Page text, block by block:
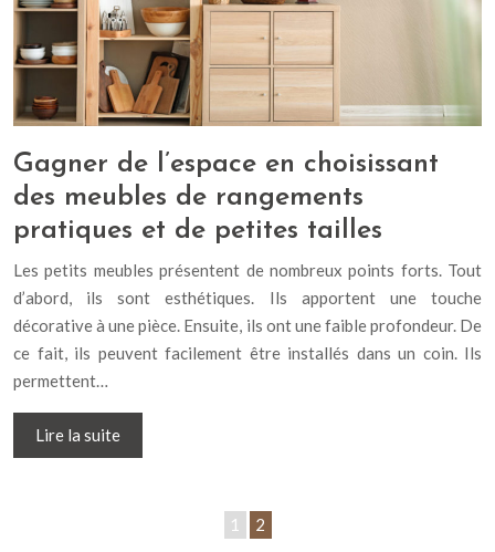
Gagner de l’espace en choisissant
des meubles de rangements
pratiques et de petites tailles
Les petits meubles présentent de nombreux points forts. Tout
d’abord, ils sont esthétiques. Ils apportent une touche
décorative à une pièce. Ensuite, ils ont une faible profondeur. De
ce fait, ils peuvent facilement être installés dans un coin. Ils
permettent…
Lire la suite
1 2